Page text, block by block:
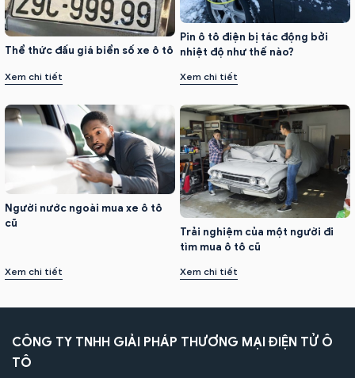
Thể thức đấu giá biển số xe ô tô
Xem chi tiết
Pin ô tô điện bị tác động bởi
nhiệt độ như thế nào?
Xem chi tiết
Người nước ngoài mua xe ô tô
cũ
Xem chi tiết
Trải nghiệm của một người đi
tìm mua ô tô cũ
Xem chi tiết
CÔNG TY TNHH GIẢI PHÁP THƯƠNG MẠI ĐIỆN TỬ Ô
TÔ